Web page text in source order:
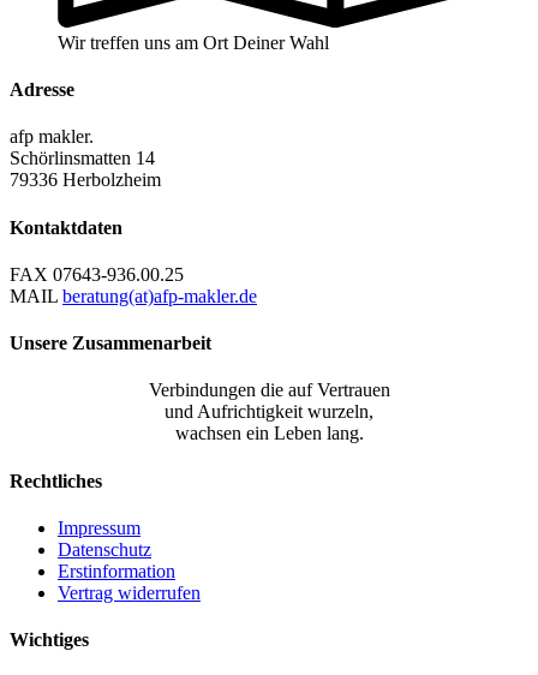
Wir treffen uns am Ort Deiner Wahl
Adresse
afp makler.
Schörlinsmatten 14
79336 Herbolzheim
Kontaktdaten
FAX 07643-936.00.25
MAIL beratung(at)afp-makler.de
Unsere Zusammenarbeit
Verbindungen die auf Vertrauen
und Aufrichtigkeit wurzeln,
wachsen ein Leben lang.
Rechtliches
Impressum
Datenschutz
Erstinformation
Vertrag widerrufen
Wichtiges